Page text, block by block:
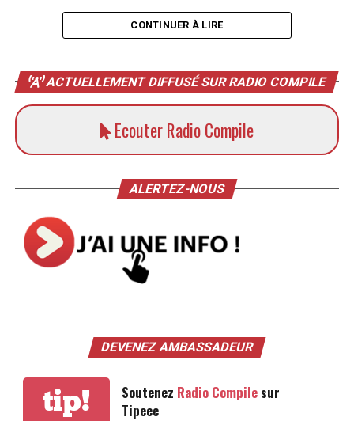
CONTINUER À LIRE
ACTUELLEMENT DIFFUSÉ SUR RADIO COMPILE
Ecouter Radio Compile
ALERTEZ-NOUS
DEVENEZ AMBASSADEUR
tip! Soutenez Radio Compilesur
Tipeee